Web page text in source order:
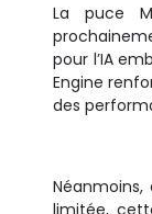
La puce
pour l’IA
Engine
des
limitée,